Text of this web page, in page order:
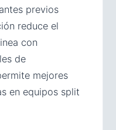
previos
reduce el
con
de
mejores
en equipos split